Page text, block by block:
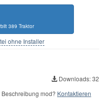
389 Traktor
ohne Installer
Downloads: 32
mod? Kontaktieren